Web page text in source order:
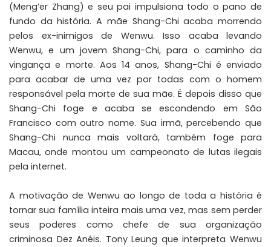
(Meng’er Zhang) e seu pai impulsiona todo o pano de
fundo da história. A mãe Shang-Chi acaba morrendo
pelos ex-inimigos de Wenwu. Isso acaba levando
Wenwu, e um jovem Shang-Chi, para o caminho da
vingança e morte. Aos 14 anos, Shang-Chi é enviado
para acabar de uma vez por todas com o homem
responsável pela morte de sua mãe. É depois disso que
Shang-Chi foge e acaba se escondendo em São
Francisco com outro nome. Sua irmã, percebendo que
Shang-Chi nunca mais voltará, também foge para
Macau, onde montou um campeonato de lutas ilegais
pela internet.
A motivação de Wenwu ao longo de toda a história é
tornar sua família inteira mais uma vez, mas sem perder
seus poderes como chefe de sua organização
criminosa Dez Anéis. Tony Leung que interpreta Wenwu